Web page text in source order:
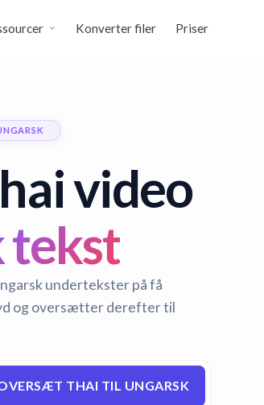
Konverter filer Priser
video
tekst
undertekster på få
og oversætter derefter til
THAI TIL UNGARSK